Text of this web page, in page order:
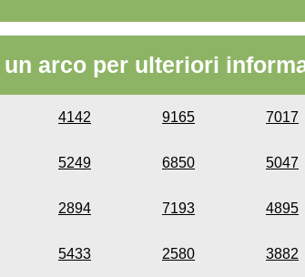
un arco per ulteriori
4142 9165 7017
5249 6850 5047
2894 7193 4895
5433 2580 3882